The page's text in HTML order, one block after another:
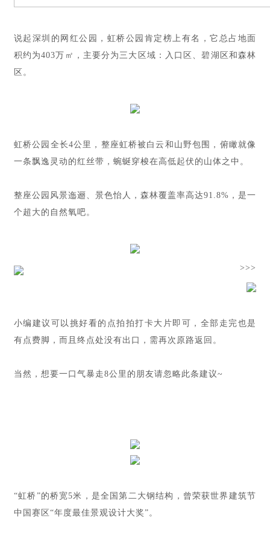
说起深圳的网红公园，虹桥公园肯定榜上有名，它总占地面
积约为403万㎡，主要分为三大区域：入口区、碧湖区和森林
区。
虹桥公园全长4公里，整座虹桥被白云和山野包围，俯瞰就像
一条飘逸灵动的红丝带，蜿蜒穿梭在高低起伏的山体之中。
整座公园风景迤逦、景色怡人，森林覆盖率高达91.8%，是一
个超大的自然氧吧。
>>>
小编建议可以挑好看的点拍拍打卡大片即可，全部走完也是
有点费脚，而且终点处没有出口，需再次原路返回。
当然，想要一口气暴走8公里的朋友请忽略此条建议~
“虹桥”的桥宽5米，是全国第二大钢结构，曾荣获世界建筑节
中国赛区“年度最佳景观设计大奖”。